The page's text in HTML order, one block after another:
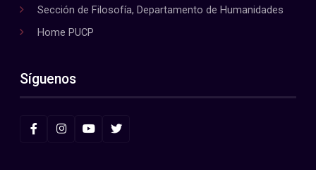
Sección de Filosofía, Departamento de Humanidades
Home PUCP
Síguenos